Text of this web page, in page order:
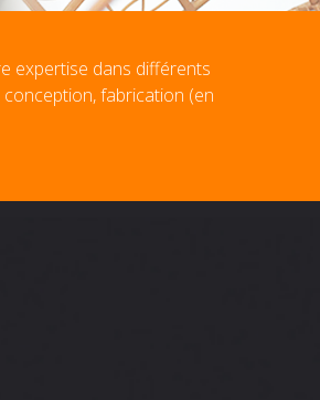
expertise dans différents
conception, fabrication (en